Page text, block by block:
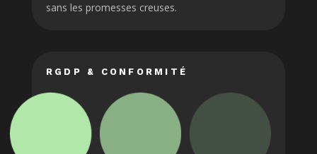
sans les promesses creuses.
RGDP & CONFORMITÉ